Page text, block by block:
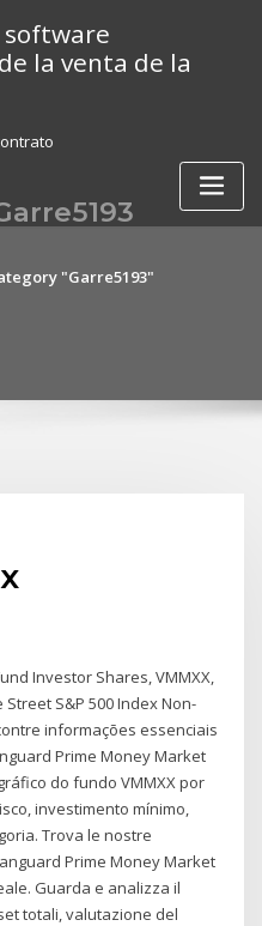
la venta de la
"Garre5193"
Investor Shares, VMMXX,
Street S&P 500 Index Non-
informações essenciais
Prime Money Market
do fundo VMMXX por
investimento mínimo,
Trova le nostre
Prime Money Market
Guarda e analizza il
totali, valutazione del